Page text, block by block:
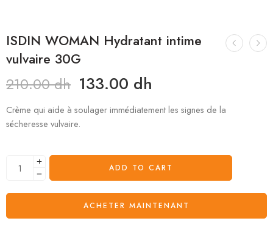
ISDIN WOMAN Hydratant intime
vulvaire 30G
210.00dh 133.00 dh
Crème qui aide à soulager immédiatement les signes de la
sécheresse vulvaire.
ADD TO CART
ACHETER MAINTENANT